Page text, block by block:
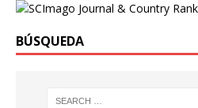
BÚSQUEDA